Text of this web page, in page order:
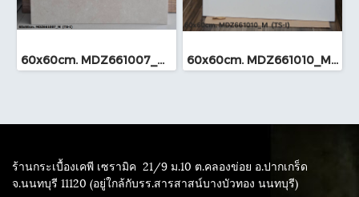
60x60cm. MDZ661007_M (TS-I) 60x60cm. MDZ661010_M (TS-I)
ร้านกระเบื้องเคพี เซรามิค 21/9 ม.10 ต.คลองข่อย อ.ปากเกร็ด
จ.นนทบุรี 11120 (อยู่ใกล้กับรร.สารสาสน์บางบัวทอง นนทบุรี)